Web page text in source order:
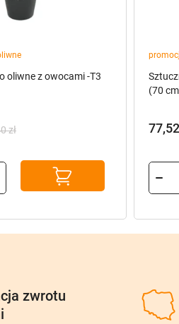
oliwne z owocami -T3
zł
(70
cena
77,52
cena
zwrotu